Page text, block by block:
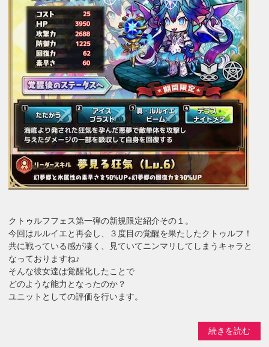
クトゥルフフェス第一弾の新規限定紹介その１。
今回はルルイエと再会し、３度目の覚醒を果たしたクトゥルフ！
共に戦っている感が凄く、見ていてニンマリしてしまうキャラと
なっておりますね♪
そんな彼女達は覚醒化したことで
どのような能力となったのか？
ユニットとしての評価を行います。
続きを読む